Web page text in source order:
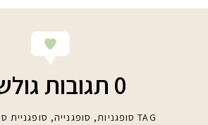
0 תגובות גולשים
TAG סופגניות, סופגנייה, סופגניית